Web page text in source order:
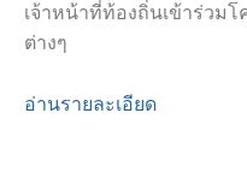
เจ้าหน้าที่ท้องถิ่นเข้าร่วม
ต่างๆ
อ่านรายละเอียด